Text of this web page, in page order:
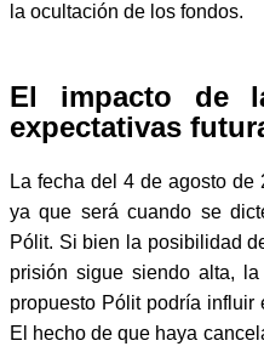
la ocultación de los fondos.
El impacto de
expectativas
La fecha del 4 de agosto
ya que será cuando se
Pólit. Si bien la posibilidad
prisión sigue siendo alta,
propuesto Pólit podría
El hecho de que haya